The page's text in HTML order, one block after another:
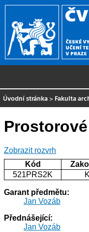
Úvodní stránka > Fakulta
Zobrazit rozvrh
Kód
521PRS2K
Garant předmětu:
Jan Vozáb
Přednášející:
Jan Vozáb